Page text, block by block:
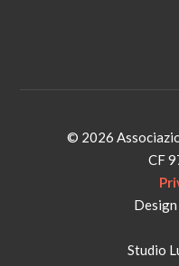
© 2026
CF
Design
Studio